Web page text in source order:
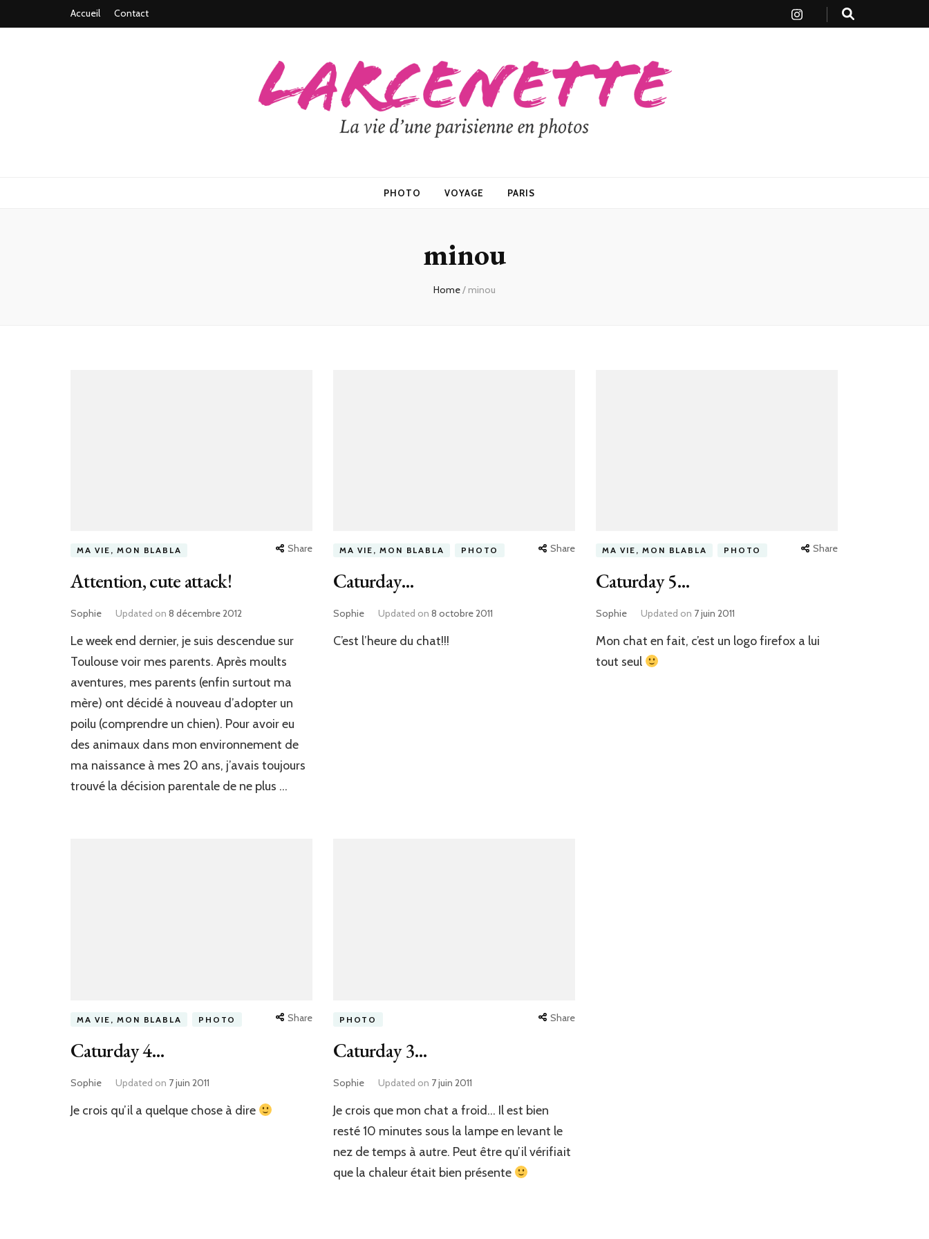
Accueil Contact
PHOTO VOYAGE PARIS
minou
Home/ minou
MA VIE, MON BLABLA Share
Attention, cute attack!
Sophie Updated on 8 décembre 2012
Le week end dernier, je suis descendue sur
Toulouse voir mes parents. Après moults
aventures, mes parents (enfin surtout ma
mère) ont décidé à nouveau d’adopter un
poilu (comprendre un chien). Pour avoir eu
des animaux dans mon environnement de
ma naissance à mes 20 ans, j’avais toujours
trouvé la décision parentale de ne plus …
MA VIE, MON BLABLA PHOTO Share
Caturday…
Sophie Updated on 8 octobre 2011
C’est l’heure du chat!!!
MA VIE, MON BLABLA PHOTO Share
Caturday 5…
Sophie Updated on 7 juin 2011
Mon chat en fait, c’est un logo firefox a lui
tout seul
MA VIE, MON BLABLA PHOTO Share
Caturday 4…
Sophie Updated on 7 juin 2011
Je crois qu’il a quelque chose à dire
PHOTO Share
Caturday 3…
Sophie Updated on 7 juin 2011
Je crois que mon chat a froid… Il est bien
resté 10 minutes sous la lampe en levant le
nez de temps à autre. Peut être qu’il vérifiait
que la chaleur était bien présente